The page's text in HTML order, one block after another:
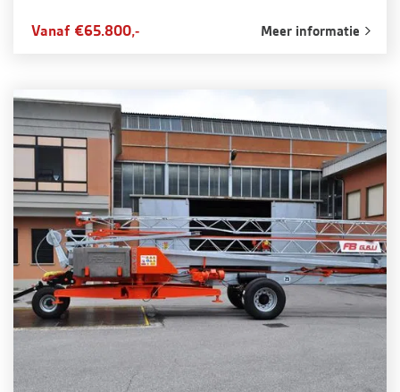
Vanaf €65.800,- Meer informatie